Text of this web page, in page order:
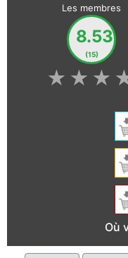
Les membres
8.53
(15)
★
★
★
Où